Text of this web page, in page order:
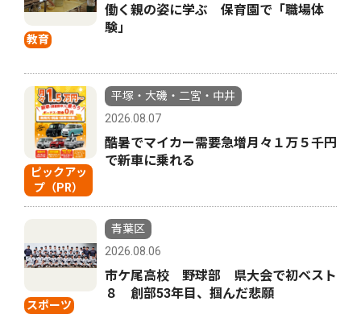
教育
働く親の姿に学ぶ 保育園で「職場体
験」
ピックアッ
プ（PR）
平塚・大磯・二宮・中井
2026.08.07
酷暑でマイカー需要急増月々１万５千円
で新車に乗れる
スポーツ
青葉区
2026.08.06
市ケ尾高校 野球部 県大会で初ベスト
８ 創部53年目、掴んだ悲願